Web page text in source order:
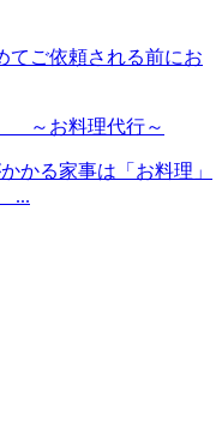
てご依頼される前にお
～お料理代行～
かる家事は「お料理」
...